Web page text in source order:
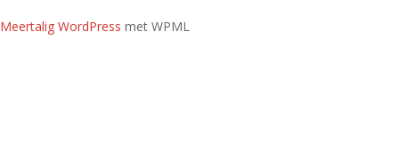
Meertalig WordPress met WPML